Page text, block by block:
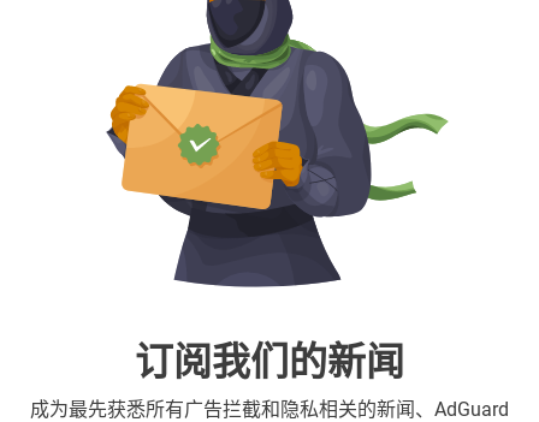
订阅我们的新闻
成为最先获悉所有广告拦截和隐私相关的新闻、AdGuard